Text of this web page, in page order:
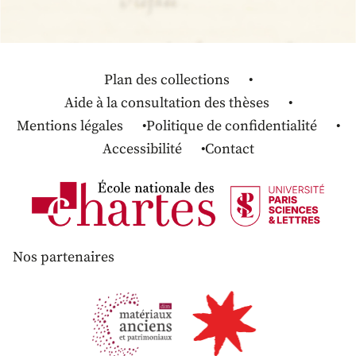
Plan des collections
Aide à la consultation des thèses
Mentions légales
Politique de confidentialité
Accessibilité
Contact
Nos partenaires